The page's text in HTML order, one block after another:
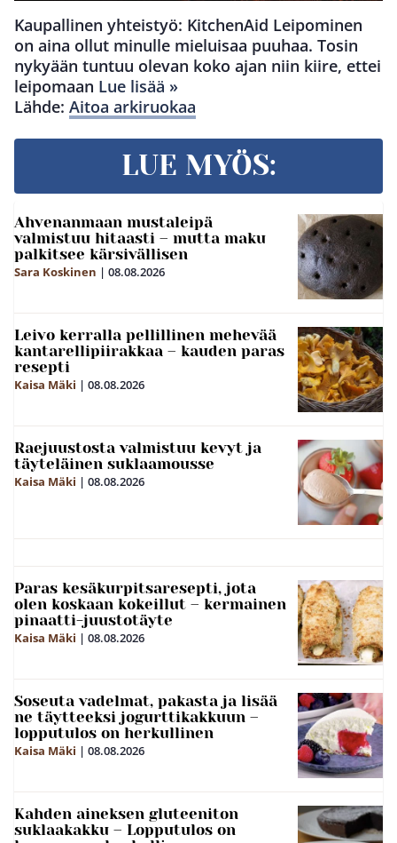
Kaupallinen yhteistyö: KitchenAid Leipominen
on aina ollut minulle mieluisaa puuhaa. Tosin
nykyään tuntuu olevan koko ajan niin kiire, ettei
leipomaan Lue lisää »
Lähde: Aitoa arkiruokaa
LUE MYÖS:
Ahvenanmaan mustaleipä
valmistuu hitaasti – mutta maku
palkitsee kärsivällisen
Sara Koskinen | 08.08.2026
Leivo kerralla pellillinen mehevää
kantarellipiirakkaa – kauden paras
resepti
Kaisa Mäki | 08.08.2026
Raejuustosta valmistuu kevyt ja
täyteläinen suklaamousse
Kaisa Mäki | 08.08.2026
Paras kesäkurpitsaresepti, jota
olen koskaan kokeillut – kermainen
pinaatti-juustotäyte
Kaisa Mäki | 08.08.2026
Soseuta vadelmat, pakasta ja lisää
ne täytteeksi jogurttikakkuun –
lopputulos on herkullinen
Kaisa Mäki | 08.08.2026
Kahden aineksen gluteeniton
suklaakakku – Lopputulos on